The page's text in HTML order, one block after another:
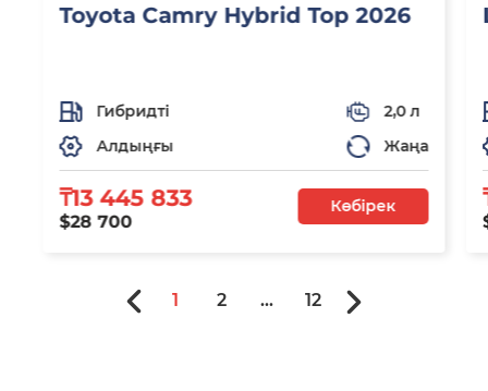
Toyota Camry Hybrid Top 2026
Гибридті
2,0 л
Алдыңғы
Жаңа
₸13 445 833
$28 700
Көбірек
1 2 ... 12